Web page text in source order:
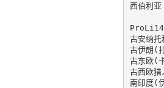
西伯利
古安纳
古伊朗(
古东欧
古西欧
南印度